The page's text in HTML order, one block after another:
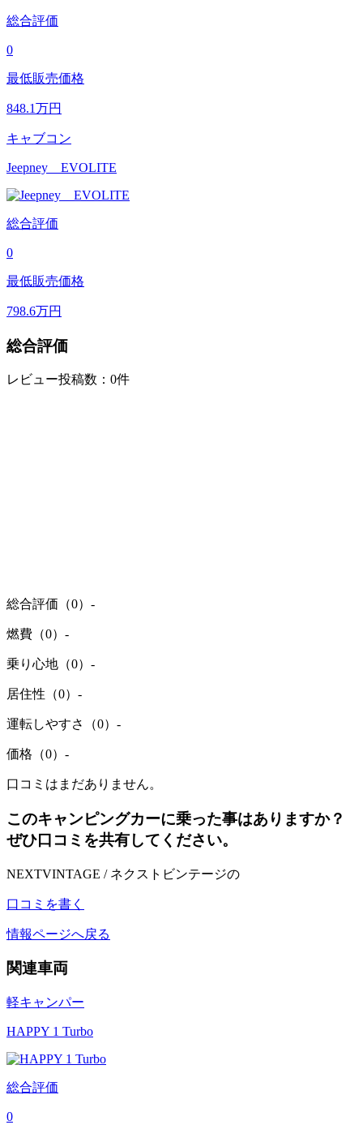
総合評価
0
最低販売価格
848.1万円
キャブコン
Jeepney EVOLITE
総合評価
0
最低販売価格
798.6万円
総合評価
レビュー投稿数：0件
総合評価（0） -
燃費（0） -
乗り心地（0） -
居住性（0） -
運転しやすさ（0） -
価格（0） -
口コミはまだありません。
このキャンピングカーに乗った事はありますか？
ぜひ口コミを共有してください。
NEXTVINTAGE / ネクストビンテージの
口コミを書く
情報ページへ戻る
関連車両
軽キャンパー
HAPPY 1 Turbo
総合評価
0